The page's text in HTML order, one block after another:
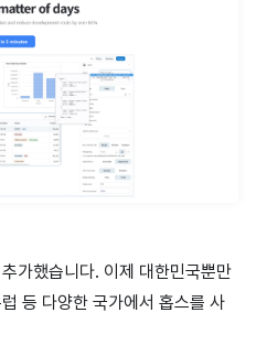
가했습니다. 이제 대한민국뿐만
등 다양한 국가에서 홉스를 사